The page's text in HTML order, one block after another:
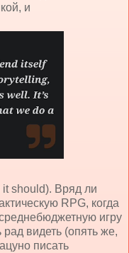
и
it should). Вряд ли
RPG, когда
игру
видеть (опять же,
писать